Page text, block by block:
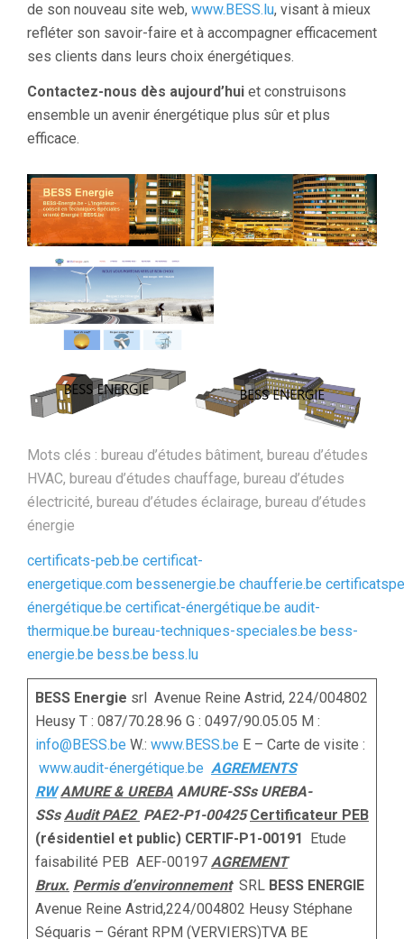
de son nouveau site web, www.BESS.lu, visant à mieux
refléter son savoir-faire et à accompagner efficacement
ses clients dans leurs choix énergétiques.
Contactez-nous dès aujourd’hui et construisons
ensemble un avenir énergétique plus sûr et plus
efficace.
Mots clés : bureau d’études bâtiment, bureau d’études
HVAC, bureau d’études chauffage, bureau d’études
électricité, bureau d’études éclairage, bureau d’études
énergie
certificats-peb.be certificat-
energetique.com bessenergie.be chaufferie.be
énergétique.be certificat-énergétique.be audit-
thermique.be bureau-techniques-speciales.be bess-
energie.be bess.be bess.lu
BESS Energie srl Avenue Reine Astrid, 224/004802
Heusy T : 087/70.28.96 G : 0497/90.05.05 M :
info@BESS.be W.: www.BESS.be E – Carte de visite :
www.audit-énergétique.be AGREMENTS
RW AMURE & UREBA AMURE-SSs UREBA-
SSsAudit PAE2 PAE2-P1-00425Certificateur PEB
(résidentiel et public) CERTIF-P1-00191 Etude
faisabilité PEB AEF-00197 AGREMENT
Brux. Permis d’environnement SRL BESS ENERGIE
Avenue Reine Astrid,224/004802 Heusy Stéphane
Séquaris – Gérant RPM (VERVIERS)TVA BE